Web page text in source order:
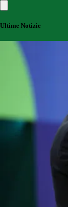
Ultime Notizie